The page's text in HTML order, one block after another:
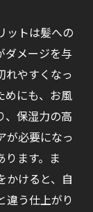
ットは髪への
ダメージを与
れやすくなっ
めにも、お風
、保湿力の高
が必要になっ
ります。ま
かけると、自
違う仕上がり